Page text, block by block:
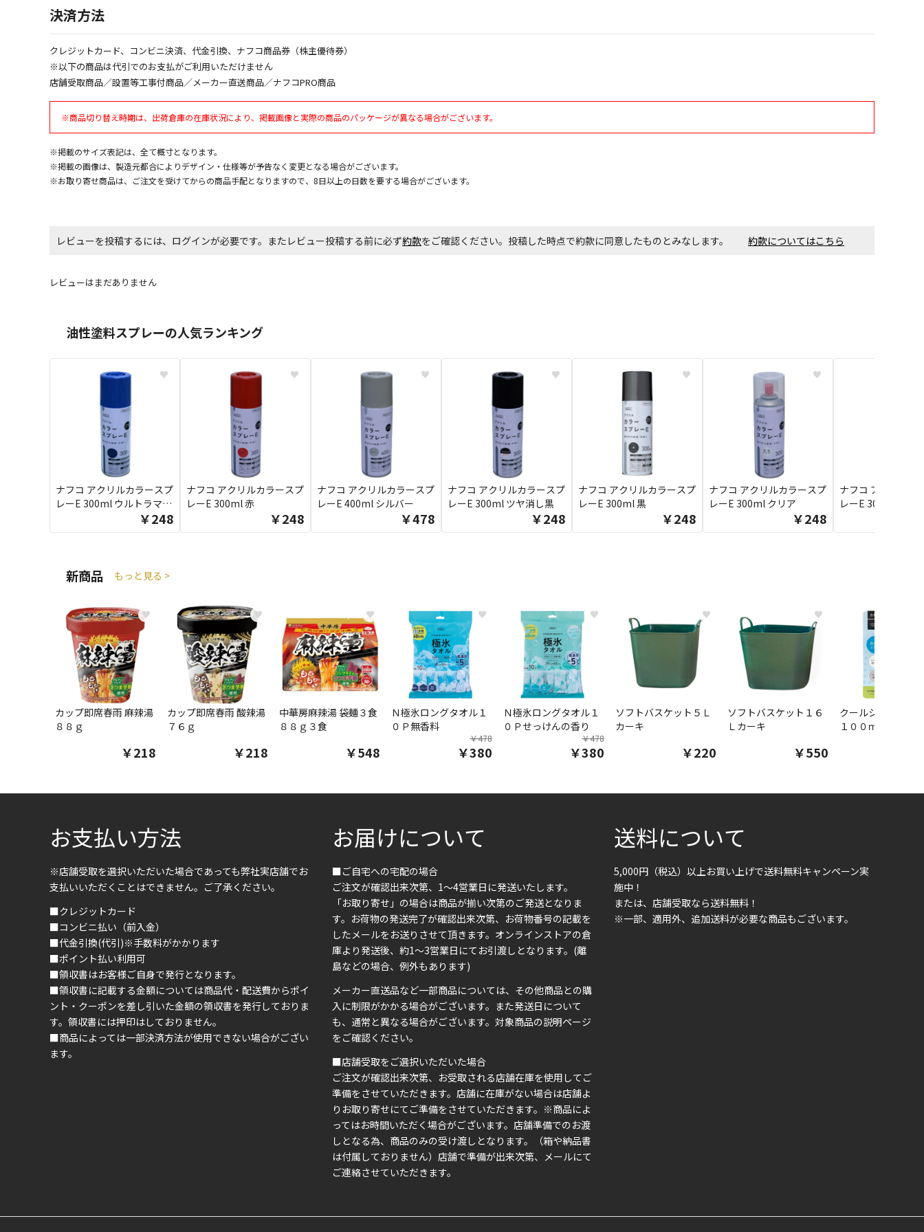
商品購入個数ごとに送料がかかる商品です
決済方法
クレジットカード、コンビニ決済、代金引換、ナフコ商品券（株主優待券）
※以下の商品は代引でのお支払がご利用いただけません
店舗受取商品／設置等工事付商品／メーカー直送商品／ナフコPRO商品
※商品切り替え時期は、出荷倉庫の在庫状況により、掲載画像と実際の商品のパッケージが異なる場合がございます。
※掲載のサイズ表記は、全て概寸となります。
※掲載の画像は、製造元都合によりデザイン・仕様等が予告なく変更となる場合がございます。
※お取り寄せ商品は、ご注文を受けてからの商品手配となりますので、8日以上の日数を要する場合がございます。
レビューを投稿するには、ログインが必要です。またレビュー投稿する前に必ず約款をご確認ください。投稿した時点で約款に同意したものとみなします。 約款についてはこちら
レビューはまだありません
油性塗料スプレーの人気ランキング
♥
ナフコ アクリルカラースプ
レーE 300ml ウルトラマリ
￥248
♥
ナフコ アクリルカラースプ
レーE 300ml 赤
￥248
♥
ナフコ アクリルカラースプ
レーE 400ml シルバー
￥478
♥
ナフコ アクリルカラースプ
レーE 300ml ツヤ消し黒
￥248
♥
ナフコ アクリルカラースプ
レーE 300ml 黒
￥248
♥
ナフコ アクリルカラースプ
レーE 300ml クリア
￥248
ナフコ アクリルカ
レーE 300ml 白
新商品 もっと見る >
♥
カップ即席春雨 麻辣湯
８８ｇ
￥218
♥
カップ即席春雨 酸辣湯
７６ｇ
￥218
♥
中華房麻辣湯 袋麺３食
８８ｇ３食
￥548
♥
Ｎ極氷ロングタオル１
０Ｐ無香料
￥478
￥380
♥
Ｎ極氷ロングタオル１
０Ｐせっけんの香り
￥478
￥380
♥
ソフトバスケット５Ｌ
カーキ
￥220
♥
ソフトバスケット１６
Ｌカーキ
￥550
クールシャツスプ
１００ｍｌ
お支払い方法
※店舗受取を選択いただいた場合であっても弊社実店舗でお
支払いいただくことはできません。ご了承ください。
■クレジットカード
■コンビニ払い（前入金）
■代金引換(代引)※手数料がかかります
■ポイント払い利用可
■領収書はお客様ご自身で発行となります。
■領収書に記載する金額については商品代・配送費からポイ
ント・クーポンを差し引いた金額の領収書を発行しておりま
す。領収書には押印はしておりません。
■商品によっては一部決済方法が使用できない場合がござい
ます。
お届けについて
■ご自宅への宅配の場合
ご注文が確認出来次第、1～4営業日に発送いたします。
「お取り寄せ」の場合は商品が揃い次第のご発送となりま
す。お荷物の発送完了が確認出来次第、お荷物番号の記載を
したメールをお送りさせて頂きます。オンラインストアの倉
庫より発送後、約1～3営業日にてお引渡しとなります。(離
島などの場合、例外もあります)
メーカー直送品など一部商品については、その他商品との購
入に制限がかかる場合がございます。また発送日について
も、通常と異なる場合がございます。対象商品の説明ページ
をご確認ください。
■店舗受取をご選択いただいた場合
ご注文が確認出来次第、お受取される店舗在庫を使用してご
準備をさせていただきます。店舗に在庫がない場合は店舗よ
りお取り寄せにてご準備をさせていただきます。※商品によ
ってはお時間いただく場合がございます。店舗準備でのお渡
しとなる為、商品のみの受け渡しとなります。（箱や納品書
は付属しておりません）店舗で準備が出来次第、メールにて
ご連絡させていただきます。
送料について
5,000円（税込）以上お買い上げで送料無料キャンペーン実
施中！
または、店舗受取なら送料無料！
※一部、適用外、追加送料が必要な商品もございます。